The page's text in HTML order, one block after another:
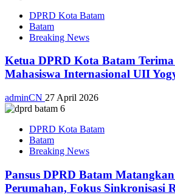
DPRD Kota Batam
Batam
Breaking News
Ketua DPRD Kota Batam
Mahasiswa Internasional UII
adminCN 27 April 2026
DPRD Kota Batam
Batam
Breaking News
Pansus DPRD Batam
Perumahan, Fokus Sinkronisasi